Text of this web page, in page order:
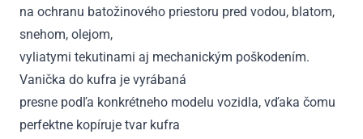
na ochranu batožinového priestoru pred vodou, blatom,
snehom, olejom,
vyliatymi tekutinami aj mechanickým poškodením.
Vanička do kufra je vyrábaná
presne podľa konkrétneho modelu vozidla, vďaka čomu
perfektne kopíruje tvar kufra